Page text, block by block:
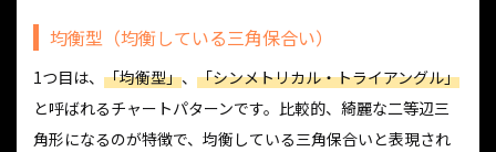
均衡型（均衡している三角保合い）
1つ目は、 「均衡型」、 「シンメトリカル・トライアングル」
と呼ばれるチャートパターンです。比較的、綺麗な二等辺三
角形になるのが特徴で、均衡している三角保合いと表現され